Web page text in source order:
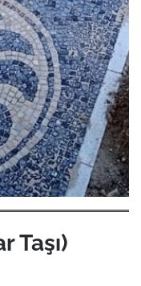
Taşı)